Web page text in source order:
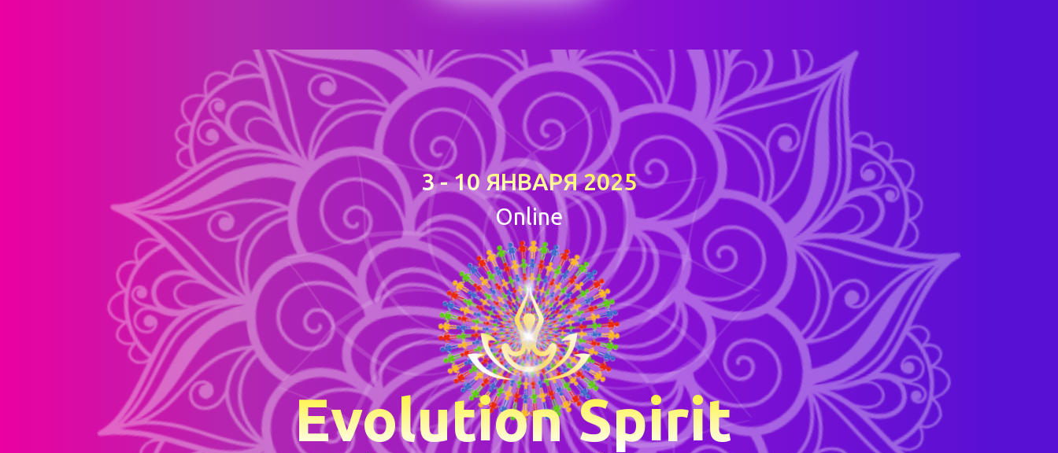
|
ДНЕЙ
|
МАСТЕР
КЛАССОВ
ЧАСОВ
ПРАКТИК
8 50
45 90
ЛУЧШИХ
МАСТЕРОВ
|
ПЯТЫЙ КРУПНЕЙШИЙ ОНЛАЙН ФЕСТИВАЛЬ
ПРАКТИК РАЗВИТИЯ ОСОЗНАННОСТИ
АКТИВИРУЙ СВОЙ ЭВОЛЮЦИОННЫЙ КОД!
3 - 10 ЯНВАРЯ 2025
Online
Evolution Spirit